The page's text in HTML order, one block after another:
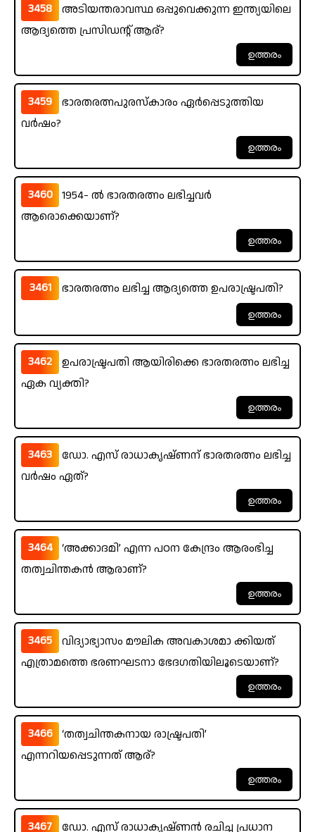
3458
അടിയന്തരാവസ്ഥ ഒപ്പുവെക്കുന്ന ഇന്ത്യയിലെ
ആദ്യത്തെ പ്രസിഡന്റ് ആര്?
3459
ഭാരതരത്നപുരസ്കാരം ഏർപ്പെടുത്തിയ
വർഷം?
3460 1954- ൽ ഭാരതരത്നം ലഭിച്ചവർ
ആരൊക്കെയാണ്?
3461 ഭാരതരത്നം ലഭിച്ച ആദ്യത്തെ ഉപരാഷ്ട്രപതി?
3462
ഉപരാഷ്ട്രപതി ആയിരിക്കെ ഭാരതരത്നം ലഭിച്ച
ഏക വ്യക്തി?
3463
ഡോ. എസ് രാധാകൃഷ്ണന് ഭാരതരത്നം ലഭിച്ച
വർഷം ഏത്?
3464 ‘അക്കാദമി’ എന്ന പഠന കേന്ദ്രം ആരംഭിച്ച
തത്വചിന്തകൻ ആരാണ്?
3465
വിദ്യാഭ്യാസം മൗലിക അവകാശമാ ക്കിയത്
എത്രാമത്തെ ഭരണഘടനാ ഭേദഗതിയിലൂടെയാണ്?
3466 ‘തത്വചിന്തകനായ രാഷ്ട്രപതി’
എന്നറിയപ്പെടുന്നത് ആര്?
3467 ഡോ. എസ് രാധാകൃഷ്ണൻ രചിച്ച പ്രധാന